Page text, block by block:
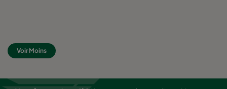
0160 287x892x520-5
0160 592x592x600-8 ePM1 60% F7
Voir Moins